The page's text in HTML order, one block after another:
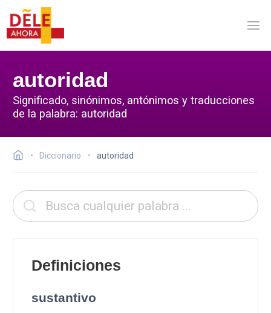
autoridad
Significado, sinónimos, antónimos y traducciones
de la palabra: autoridad
Diccionario autoridad
Definiciones
sustantivo